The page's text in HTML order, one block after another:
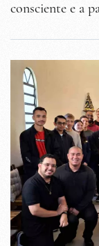
consciente e a